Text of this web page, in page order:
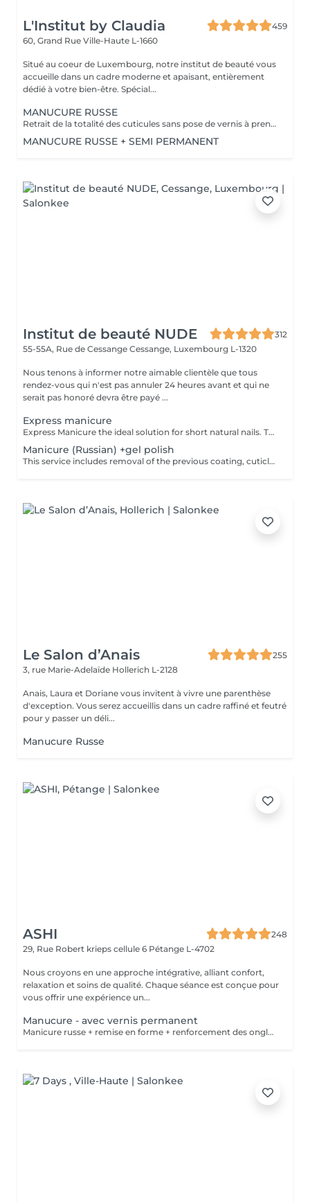
L'Institut by Claudia
459
60, Grand Rue Ville-Haute L-1660
Situé au coeur de Luxembourg, notre institut de beauté vous
accueille dans un cadre moderne et apaisant, entièrement
dédié à votre bien-être. Spécial...
MANUCURE RUSSE
Retrait de la totalité des cuticules sans pose de vernis à prendre en plus
MANUCURE RUSSE + SEMI PERMANENT
Institut de beauté NUDE
312
55-55A, Rue de Cessange Cessange, Luxembourg L-1320
Nous tenons à informer notre aimable clientèle que tous
rendez-vous qui n'est pas annuler 24 heures avant et qui ne
serait pas honoré devra être payé ...
Express manicure
Express Manicure the ideal solution for short natural nails. This service includes removal of the previous coating, quick nail and cuticle care, strengthening with a clear rubber base, and a camouflage top coat finish. No change to your natural nail shape we preserve your preferred oval or square shape.
Manicure (Russian) +gel polish
This service includes removal of the previous coating, cuticle care, sidewall refinement, nail plate preparation, and application of a new gel polish coating. To maintain a neat appearance and long-lasting results, a refill is recommended every 2.53 weeks.
Le Salon d’Anais
255
3, rue Marie-Adelaïde Hollerich L-2128
Anais, Laura et Doriane vous invitent à vivre une parenthèse
d'exception. Vous serez accueillis dans un cadre raffiné et feutré
pour y passer un déli...
Manucure Russe
ASHI
248
29, Rue Robert krieps cellule 6 Pétange L-4702
Nous croyons en une approche intégrative, alliant confort,
relaxation et soins de qualité. Chaque séance est conçue pour
vous offrir une expérience un...
Manucure - avec vernis permanent
Manicure russe + remise en forme + renforcement des ongles + vernis permanent .